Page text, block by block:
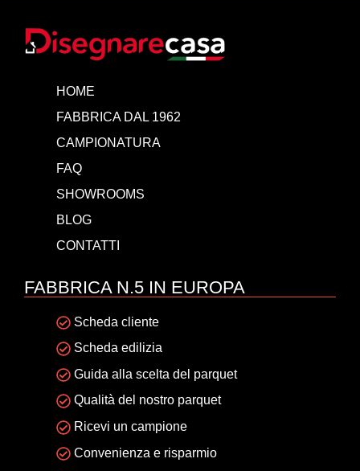
HOME
FABBRICA DAL 1962
CAMPIONATURA
FAQ
SHOWROOMS
BLOG
CONTATTI
FABBRICA N.5 IN EUROPA
Scheda cliente
Scheda edilizia
Guida alla scelta del parquet
Qualità del nostro parquet
Ricevi un campione
Convenienza e risparmio